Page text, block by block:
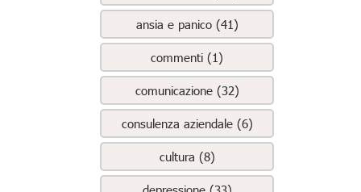
ansia e panico (41)
commenti (1)
comunicazione (32)
consulenza aziendale (6)
cultura (8)